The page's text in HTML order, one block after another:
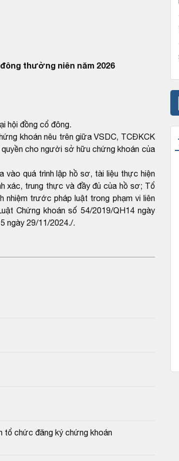
thường niên năm 2026
hội đồng cổ đông.
khoán nêu trên giữa VSDC, TCĐKCK
cho người sở hữu chứng khoán của
quá trình lập hồ sơ, tài liệu thực hiện
xác, trung thực và đầy đủ của hồ sơ; Tổ
nhiệm trước pháp luật trong phạm vi liên
Chứng khoán số 54/2019/QH14 ngày
ngày 29/11/2024./.
tổ chức đăng ký chứng khoán